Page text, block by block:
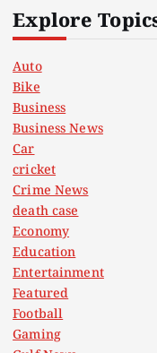
Explore
Auto
Bike
Business
Business News
Car
cricket
Crime News
death case
Economy
Education
Entertainment
Featured
Football
Gaming